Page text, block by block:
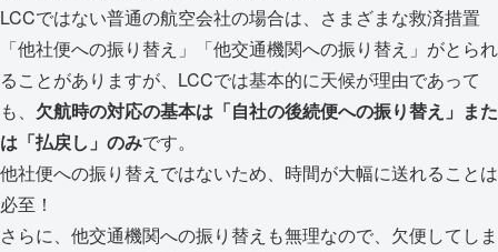
LCCではない普通の航空会社の場合は、さまざまな救済措置
「他社便への振り替え」「他交通機関への振り替え」がとられ
ることがありますが、LCCでは基本的に天候が理由であって
も、 欠航時の対応の基本は「自社の後続便への振り替え」また
は「払戻し」のみです。
他社便への振り替えではないため、時間が大幅に送れることは
必至！
さらに、他交通機関への振り替えも無理なので、欠便してしま